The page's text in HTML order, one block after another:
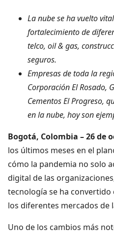
La nube se ha vuelto
fortalecimiento de
telco, oil & gas,
seguros.
Empresas de toda la
Corporación El Rosado,
Cementos El Progreso,
en la nube, hoy son
Bogotá, Colombia – 26 de
los últimos meses en el
cómo la pandemia no solo
digital de las
tecnología se ha
los diferentes mercados de
Uno de los cambios más